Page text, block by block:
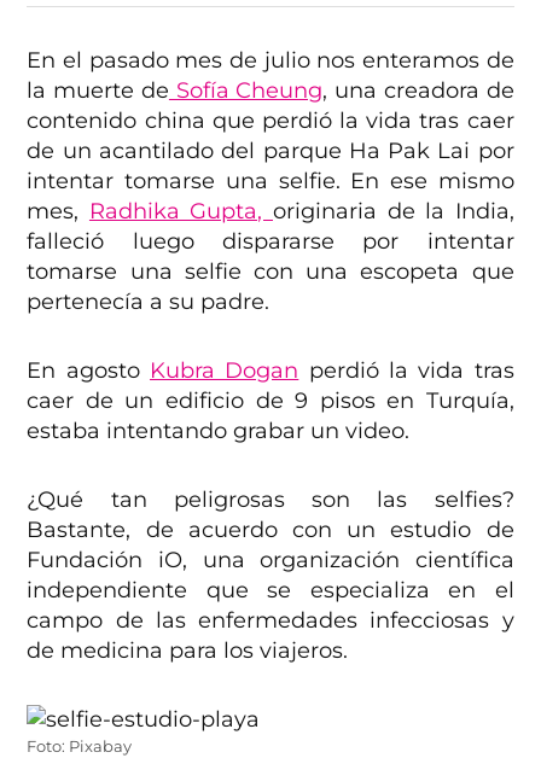
En el pasado mes de julio nos enteramos de
la muerte de Sofía Cheung, una creadora de
contenido china que perdió la vida tras caer
de un acantilado del parque Ha Pak Lai por
intentar tomarse una selfie. En ese mismo
mes, Radhika Gupta, originaria de la India,
falleció luego dispararse por intentar
tomarse una selfie con una escopeta que
pertenecía a su padre.
En agosto Kubra Dogan perdió la vida tras
caer de un edificio de 9 pisos en Turquía,
estaba intentando grabar un video.
¿Qué tan peligrosas son las selfies?
Bastante, de acuerdo con un estudio de
Fundación iO, una organización científica
independiente que se especializa en el
campo de las enfermedades infecciosas y
de medicina para los viajeros.
Foto: Pixabay